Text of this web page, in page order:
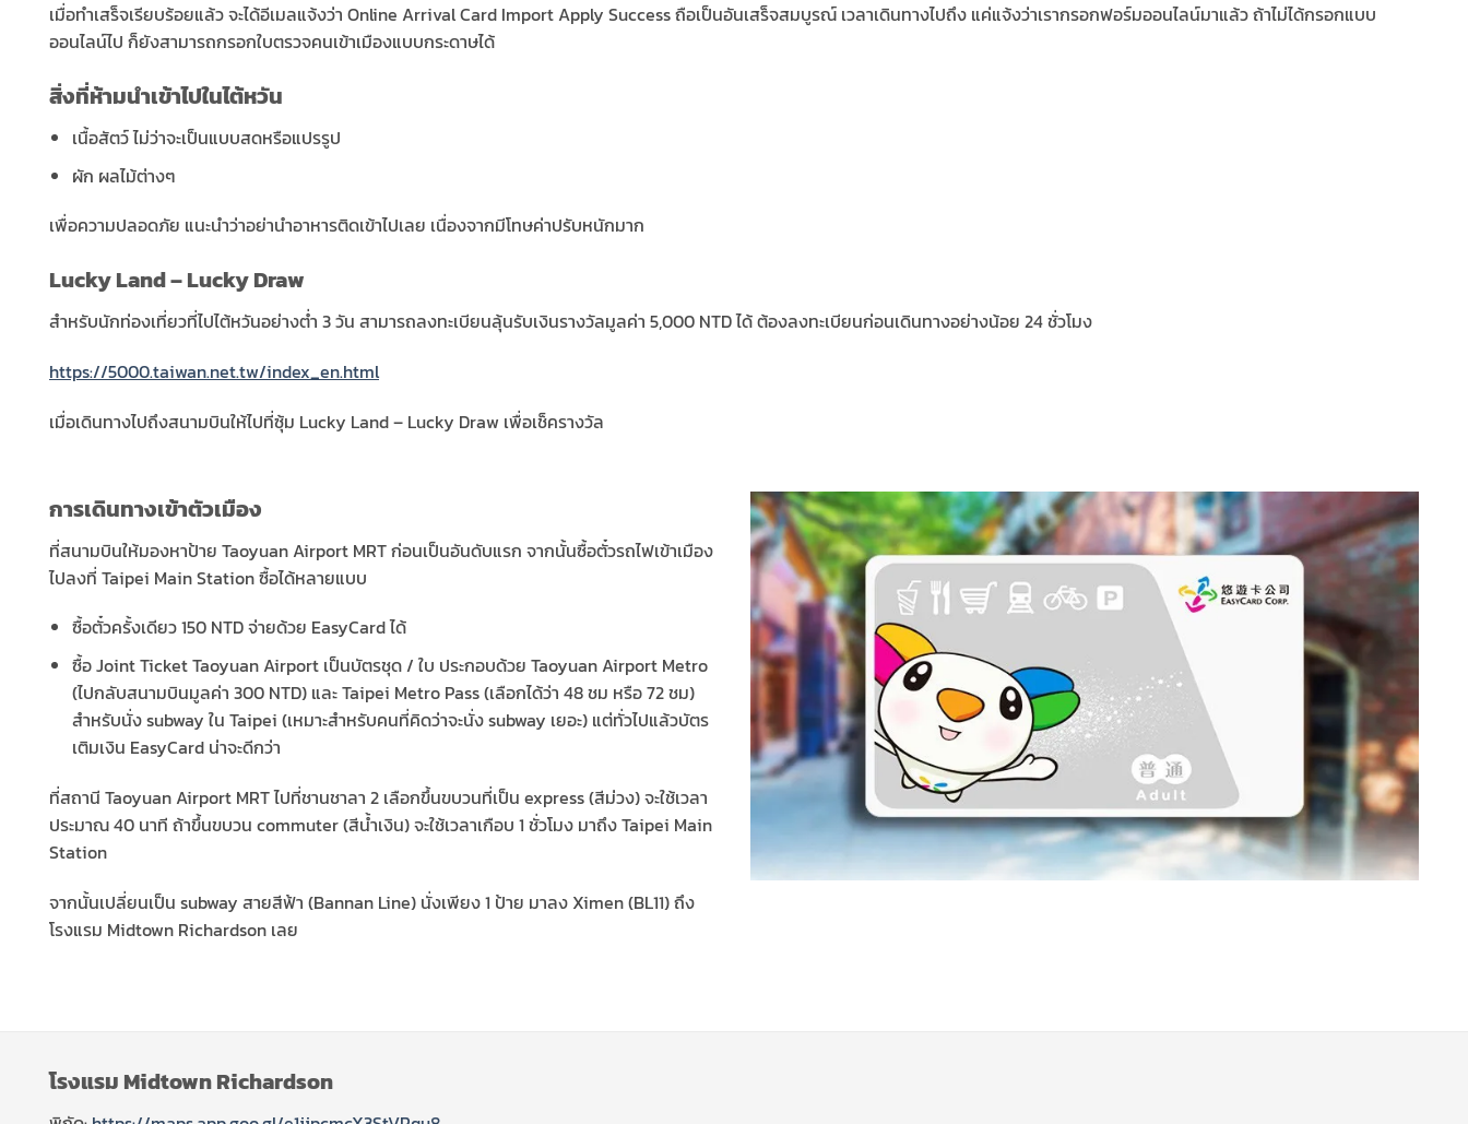
เมื่อทำเสร็จเรียบร้อยแล้ว จะได้อีเมลแจ้งว่า Online Arrival Card Import Apply Success ถือเป็นอันเสร็จสมบูรณ์ เวลาเดินทางไปถึง แค่แจ้งว่าเรากรอกฟอร์มออนไลน์มาแล้ว ถ้าไม่ได้กรอกแบบ
ออนไลน์ไป ก็ยังสามารถกรอกใบตรวจคนเข้าเมืองแบบกระดาษได้
สิ่งที่ห้ามนำเข้าไปในไต้หวัน
เนื้อสัตว์ ไม่ว่าจะเป็นแบบสดหรือแปรรูป
ผัก ผลไม้ต่างๆ
เพื่อความปลอดภัย แนะนำว่าอย่านำอาหารติดเข้าไปเลย เนื่องจากมีโทษค่าปรับหนักมาก
Lucky Land – Lucky Draw
สำหรับนักท่องเที่ยวที่ไปไต้หวันอย่างต่ำ 3 วัน สามารถลงทะเบียนลุ้นรับเงินรางวัลมูลค่า 5,000 NTD ได้ ต้องลงทะเบียนก่อนเดินทางอย่างน้อย 24 ชั่วโมง
https://5000.taiwan.net.tw/index_en.html
เมื่อเดินทางไปถึงสนามบินให้ไปที่ซุ้ม Lucky Land – Lucky Draw เพื่อเช็ครางวัล
การเดินทางเข้าตัวเมือง
ที่สนามบินให้มองหาป้าย Taoyuan Airport MRT ก่อนเป็นอันดับแรก จากนั้นซื้อตั๋วรถไฟเข้าเมือง
ไปลงที่ Taipei Main Station ซื้อได้หลายแบบ
ซื้อตั๋วครั้งเดียว 150 NTD จ่ายด้วย EasyCard ได้
ซื้อ Joint Ticket Taoyuan Airport เป็นบัตรชุด / ใบ ประกอบด้วย Taoyuan Airport Metro
(ไปกลับสนามบินมูลค่า 300 NTD) และ Taipei Metro Pass (เลือกได้ว่า 48 ชม หรือ 72 ชม)
สำหรับนั่ง subway ใน Taipei (เหมาะสำหรับคนที่คิดว่าจะนั่ง subway เยอะ) แต่ทั่วไปแล้วบัตร
เติมเงิน EasyCard น่าจะดีกว่า
ที่สถานี Taoyuan Airport MRT ไปที่ชานชาลา 2 เลือกขึ้นขบวนที่เป็น express (สีม่วง) จะใช้เวลา
ประมาณ 40 นาที ถ้าขึ้นขบวน commuter (สีน้ำเงิน) จะใช้เวลาเกือบ 1 ชั่วโมง มาถึง Taipei Main
Station
จากนั้นเปลี่ยนเป็น subway สายสีฟ้า (Bannan Line) นั่งเพียง 1 ป้าย มาลง Ximen (BL11) ถึง
โรงแรม Midtown Richardson เลย
โรงแรม Midtown Richardson